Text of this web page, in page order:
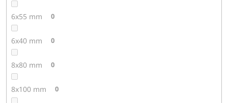
6x55 mm 0
6x40 mm 0
8x80 mm 0
8x100 mm 0